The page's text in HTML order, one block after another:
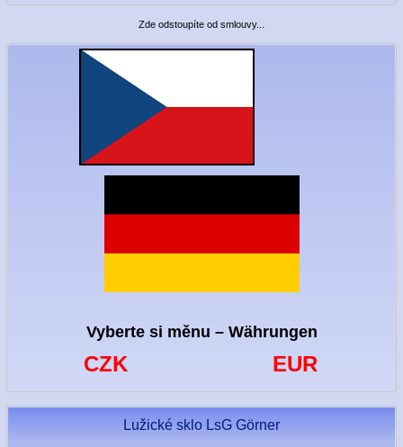
Zde odstoupíte od smlouvy...
Vyberte si měnu – Währungen
CZK EUR
Lužické sklo LsG Görner